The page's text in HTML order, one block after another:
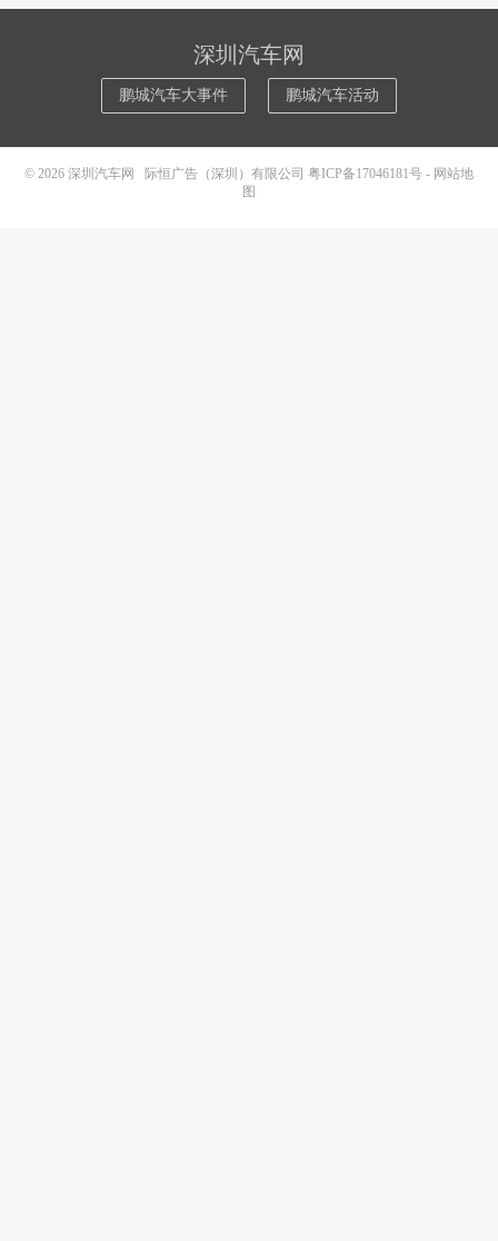
深圳汽车网
鹏城汽车大事件 鹏城汽车活动
© 2026 深圳汽车网 际恒广告（深圳）有限公司 粤ICP备17046181号 - 网站地
图